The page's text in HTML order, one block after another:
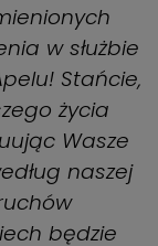
w służbie
Stańcie,
życia
Wasze
naszej
będzie